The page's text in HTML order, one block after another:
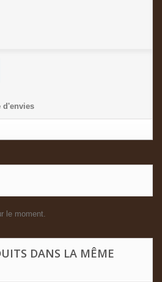
d'envies
le moment.
DANS LA MÊME